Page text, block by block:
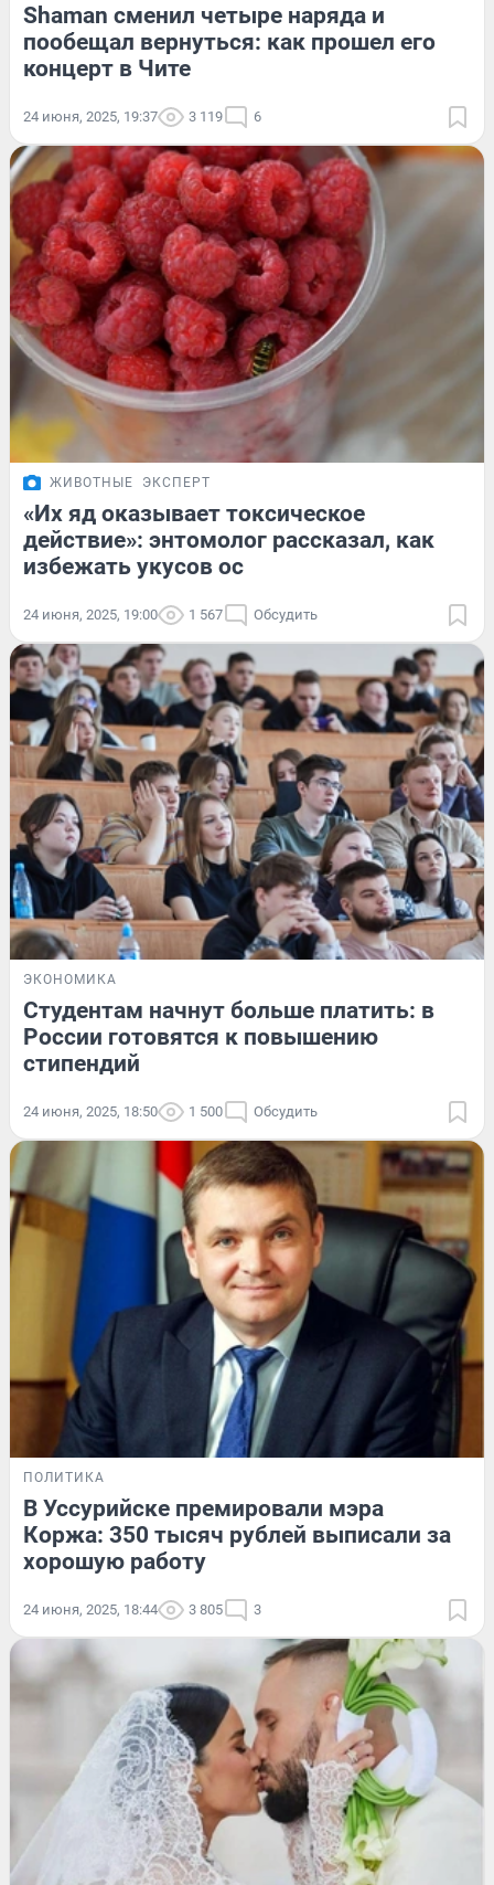
Shaman сменил четыре наряда и
пообещал вернуться: как прошел его
концерт в Чите
24 июня, 2025, 19:37 3 119 6
ЖИВОТНЫЕ ЭКСПЕРТ
«Их яд оказывает токсическое
действие»: энтомолог рассказал, как
избежать укусов ос
24 июня, 2025, 19:00 1 567 Обсудить
ЭКОНОМИКА
Студентам начнут больше платить: в
России готовятся к повышению
стипендий
24 июня, 2025, 18:50 1 500 Обсудить
ПОЛИТИКА
В Уссурийске премировали мэра
Коржа: 350 тысяч рублей выписали за
хорошую работу
24 июня, 2025, 18:44 3 805 3